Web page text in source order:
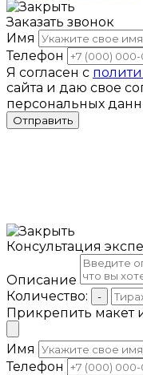
Заказать звонок
Имя
Телефон
Я согласен с
сайта и даю свое
персональных
Отправить
Консультация
Описание
Количество:
-
Прикрепить
Имя
Телефон